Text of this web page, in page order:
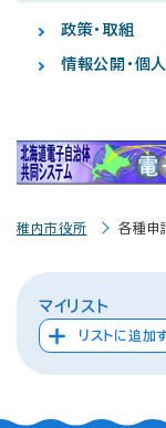
政策・取組
情報公開・個
稚内市役所 各種申
マイリスト
リストに追加